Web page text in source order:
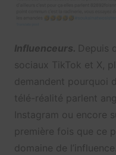
Influenceurs. Depuis
sociaux TikTok et X,
demandent pourquoi
télé-réalité parlent
Instagram ou encore
première fois que ce
domaine de